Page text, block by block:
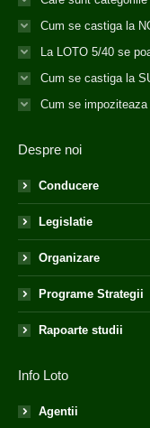
Cum se castiga la
La LOTO 5/40 se
Cum se castiga la
Cum se
Despre noi
Conducere
Legislatie
Organizare
Programe Strategii
Rapoarte studii
Info Loto
Agentii